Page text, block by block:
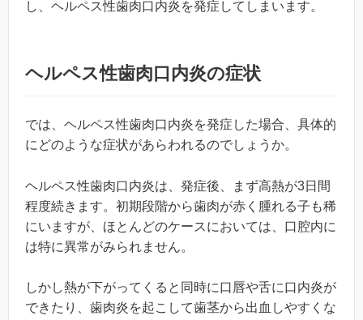
し、ヘルペス性歯肉口内炎を発症してしまいます。
ヘルペス性歯肉口内炎の症状
では、ヘルペス性歯肉口内炎を発症した場合、具体的
にどのような症状があらわれるのでしょうか。
ヘルペス性歯肉口内炎は、発症後、まず高熱が3日間
程度続きます。初期段階から歯肉が赤く腫れる子も稀
にいますが、ほとんどのケースにおいては、口腔内に
は特に異常がみられません。
しかし熱が下がってくると同時に口唇や舌に口内炎が
できたり、歯肉炎を起こして歯茎から出血しやすくな